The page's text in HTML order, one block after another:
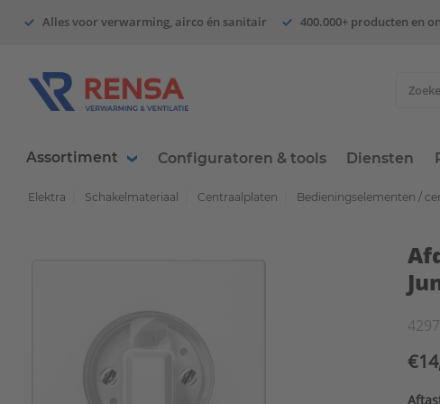
Alles voor verwarming, airco én sanitair 400.000+ producten en
Assortiment Configuratoren & tools Diensten
Elektra Schakelmateriaal Centraalplaten Bedieningselementen /